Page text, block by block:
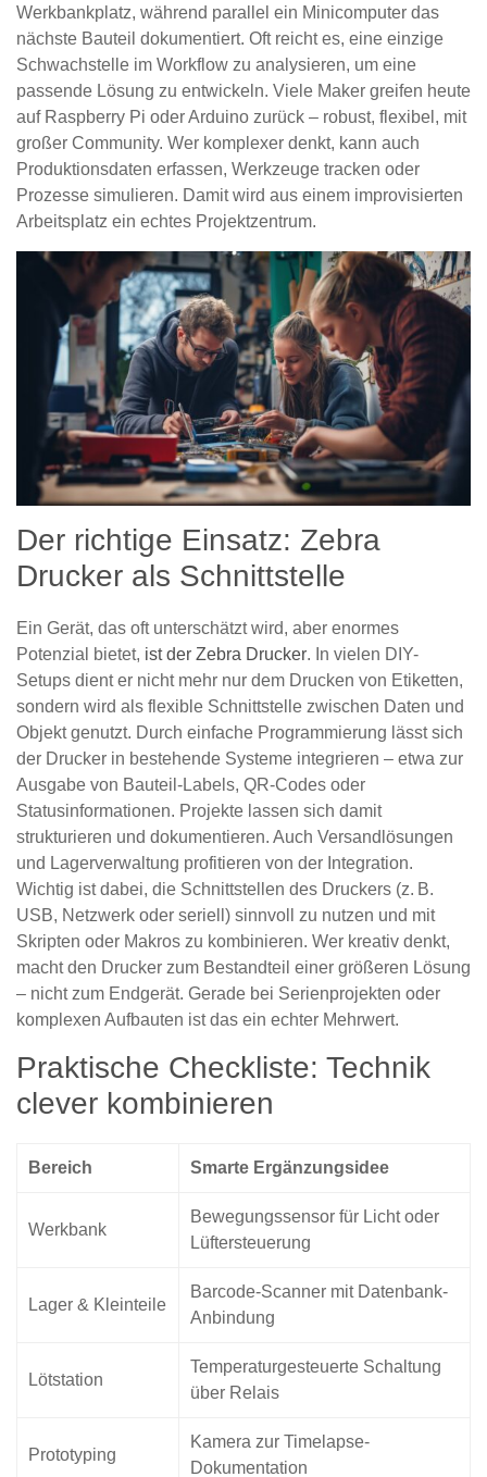
Werkbankplatz, während parallel ein Minicomputer das
nächste Bauteil dokumentiert. Oft reicht es, eine einzige
Schwachstelle im Workflow zu analysieren, um eine
passende Lösung zu entwickeln. Viele Maker greifen heute
auf Raspberry Pi oder Arduino zurück – robust, flexibel, mit
großer Community. Wer komplexer denkt, kann auch
Produktionsdaten erfassen, Werkzeuge tracken oder
Prozesse simulieren. Damit wird aus einem improvisierten
Arbeitsplatz ein echtes Projektzentrum.
Der richtige Einsatz: Zebra
Drucker als Schnittstelle
Ein Gerät, das oft unterschätzt wird, aber enormes
Potenzial bietet, ist der Zebra Drucker. In vielen DIY-
Setups dient er nicht mehr nur dem Drucken von Etiketten,
sondern wird als flexible Schnittstelle zwischen Daten und
Objekt genutzt. Durch einfache Programmierung lässt sich
der Drucker in bestehende Systeme integrieren – etwa zur
Ausgabe von Bauteil-Labels, QR-Codes oder
Statusinformationen. Projekte lassen sich damit
strukturieren und dokumentieren. Auch Versandlösungen
und Lagerverwaltung profitieren von der Integration.
Wichtig ist dabei, die Schnittstellen des Druckers (z. B.
USB, Netzwerk oder seriell) sinnvoll zu nutzen und mit
Skripten oder Makros zu kombinieren. Wer kreativ denkt,
macht den Drucker zum Bestandteil einer größeren Lösung
– nicht zum Endgerät. Gerade bei Serienprojekten oder
komplexen Aufbauten ist das ein echter Mehrwert.
Praktische Checkliste: Technik
clever kombinieren
Bereich Smarte Ergänzungsidee
Werkbank
Bewegungssensor für Licht oder
Lüftersteuerung
Lager & Kleinteile
Barcode-Scanner mit Datenbank-
Anbindung
Lötstation
Temperaturgesteuerte Schaltung
über Relais
Prototyping
Kamera zur Timelapse-
Dokumentation